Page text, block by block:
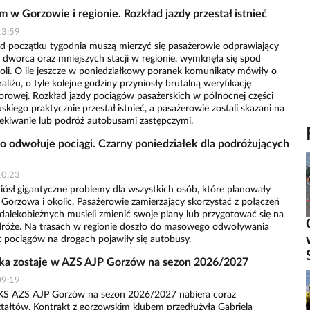
w Gorzowie i regionie. Rozkład jazdy przestał istnieć
początku tygodnia muszą mierzyć się pasażerowie odprawiający
oraz mniejszych stacji w regionie, wymknęła się spod
O ile jeszcze w poniedziałkowy poranek komunikaty mówiły o
o tyle kolejne godziny przyniosły brutalną weryfikację
Rozkład jazdy pociągów pasażerskich w północnej części
praktycznie przestał istnieć, a pasażerowie zostali skazani na
lub podróż autobusami zastępczymi.
odwołuje pociągi. Czarny poniedziałek dla podróżujących
gigantyczne problemy dla wszystkich osób, które planowały
i okolic. Pasażerowie zamierzający skorzystać z połączeń
musieli zmienić swoje plany lub przygotować się na
Na trasach w regionie doszło do masowego odwoływania
pociągów na drogach pojawiły się autobusy.
zostaje w AZS AJP Gorzów na sezon 2026/2027
AZS AJP Gorzów na sezon 2026/2027 nabiera coraz
Kontrakt z gorzowskim klubem przedłużyła Gabriela